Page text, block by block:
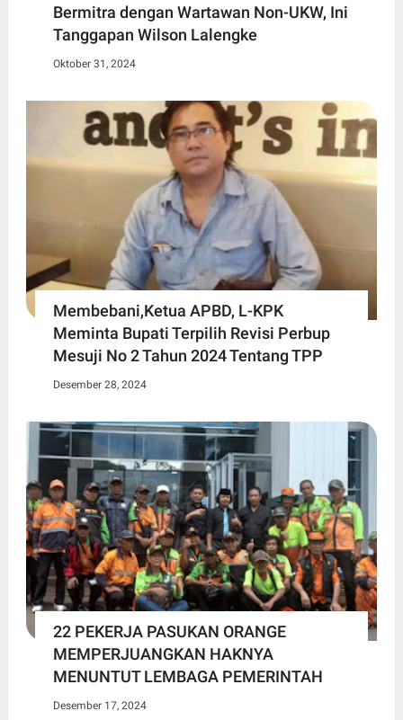
Bermitra dengan Wartawan Non-UKW, Ini
Tanggapan Wilson Lalengke
Oktober 31, 2024
Membebani,Ketua APBD, L-KPK
Meminta Bupati Terpilih Revisi Perbup
Mesuji No 2 Tahun 2024 Tentang TPP
Desember 28, 2024
22 PEKERJA PASUKAN ORANGE
MEMPERJUANGKAN HAKNYA
MENUNTUT LEMBAGA PEMERINTAH
Desember 17, 2024